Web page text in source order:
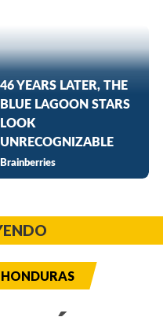
HONDURAS